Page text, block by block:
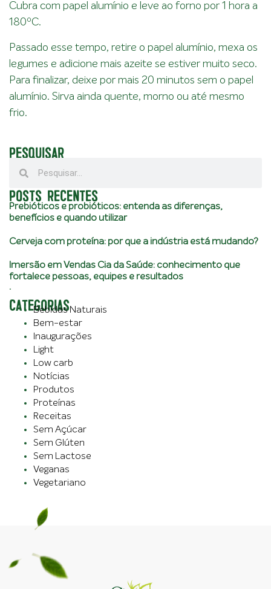
Cubra com papel alumínio e leve ao forno por 1 hora a
180ºC.
Passado esse tempo, retire o papel alumínio, mexa os
legumes e adicione mais azeite se estiver muito seco.
Para finalizar, deixe por mais 20 minutos sem o papel
alumínio. Sirva ainda quente, morno ou até mesmo
frio.
PESQUISAR
POSTS RECENTES
Prebióticos e probióticos: entenda as diferenças,
benefícios e quando utilizar
Cerveja com proteína: por que a indústria está mudando?
Imersão em Vendas Cia da Saúde: conhecimento que
fortalece pessoas, equipes e resultados
CATEGORIAS
.
Bebidas Naturais
Bem-estar
Inaugurações
Light
Low carb
Notícias
Produtos
Proteínas
Receitas
Sem Açúcar
Sem Glúten
Sem Lactose
Veganas
Vegetariano